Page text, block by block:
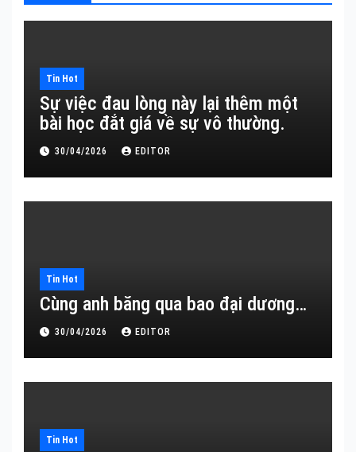
Tin Hot
Sự việc đau lòng này lại thêm một
bài học đắt giá về sự vô thường.
30/04/2026 EDITOR
Tin Hot
Cùng anh băng qua bao đại dương…
30/04/2026 EDITOR
Tin Hot